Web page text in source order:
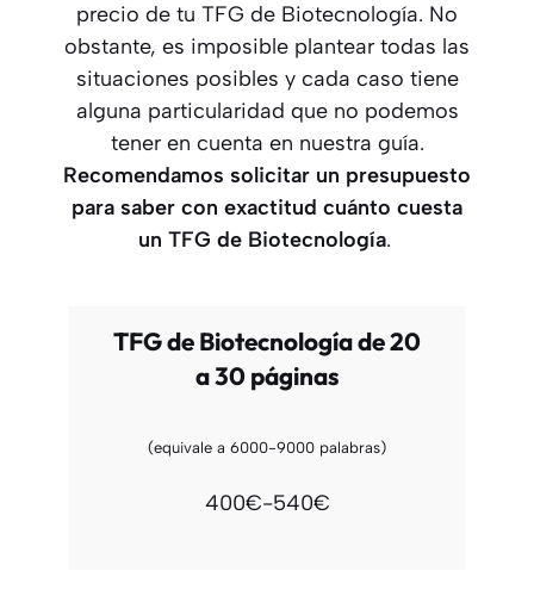
precio de tu TFG de Biotecnología. No
obstante, es imposible plantear todas las
situaciones posibles y cada caso tiene
alguna particularidad que no podemos
tener en cuenta en nuestra guía.
Recomendamos solicitar un presupuesto
para saber con exactitud cuánto cuesta
un TFG de Biotecnología.
TFG de Biotecnología de 20
a 30 páginas
(equivale a 6000-9000 palabras)
400€-540€